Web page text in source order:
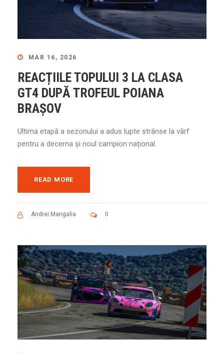
MAR 16, 2026
REACȚIILE TOPULUI 3 LA CLASA
GT4 DUPĂ TROFEUL POIANA
BRAȘOV
Ultima etapă a sezonului a adus lupte strânse la vârf
pentru a decerna și noul campion național.
READ MORE
Andrei Mangalia 0